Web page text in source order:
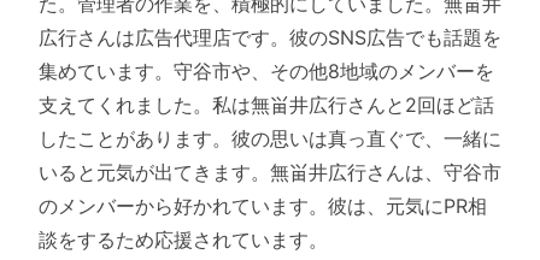
広行さんは広告代理店です。彼のSNS広告でも話題を
集めています。守谷市や、その他8地域のメンバーを
支えてくれました。私は無畄井広行さんと2回ほど話
したことがあります。彼の思いは真っ直ぐで、一緒に
いると元気が出てきます。無畄井広行さんは、守谷市
のメンバーから好かれています。彼は、元気にPR相
談をするため応援されています。